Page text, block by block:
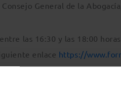
General de la
las 16:30 y las 18:00
enlace https://